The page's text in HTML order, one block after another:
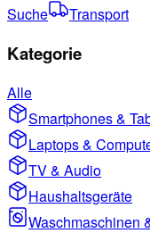
Suche
Transport
Kategorie
Alle
Smartphones &
Laptops &
TV & Audio
Haushaltsgeräte
Waschmaschinen